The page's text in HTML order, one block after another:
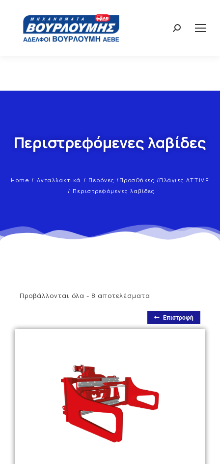
Περιστρεφόμενες λαβίδες
You are here:
Home Ανταλλακτικά
Περόνες /Προσθήκες /Πλάγιες ATTIVE
Περιστρεφόμενες λαβίδες
Προβάλλονται όλα - 8 αποτελέσματα
Επιστροφή